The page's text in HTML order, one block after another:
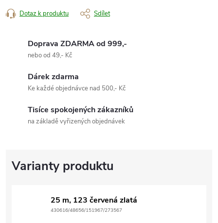
Dotaz k produktu Sdílet
Doprava ZDARMA od 999,-
nebo od 49,- Kč
Dárek zdarma
Ke každé objednávce nad 500,- Kč
Tisíce spokojených zákazníků
na základě vyřizených objednávek
25 m, 123 červená zlatá
430616/48656/151967/273567